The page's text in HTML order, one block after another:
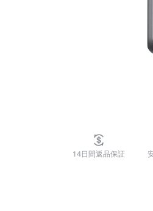
14日間返品保証